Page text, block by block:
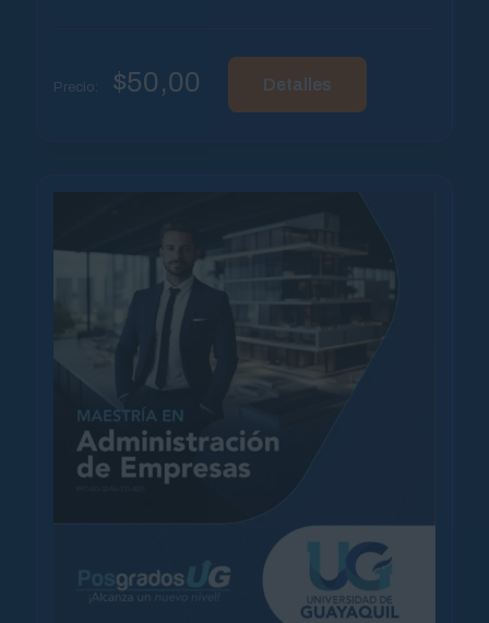
Precio: $50,00 Detalles